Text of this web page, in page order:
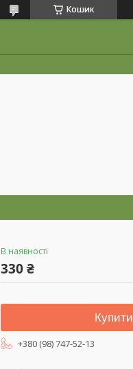
Кошик
В наявності
330 ₴
Купити
+380 (98) 747-52-13